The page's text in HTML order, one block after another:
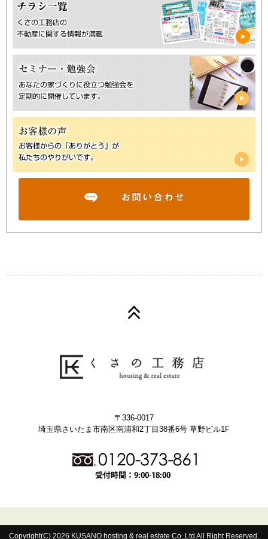
〒336-0017
埼玉県さいたま市南区南浦和2丁目38番6号 草野ビル1F
Copyright(C) 2026 KUSANO hosting & real estate Co.,Ltd All Right Reserved.